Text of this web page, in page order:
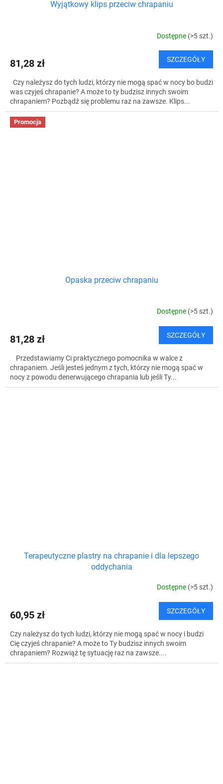
Wyjątkowy klips przeciw chrapaniu
Dostępne (>5 szt.)
81,28 zł SZCZEGÓŁY
Czy należysz do tych ludzi, którzy nie mogą spać w nocy bo budzi
was czyjeś chrapanie? A może to ty budzisz innych swoim
chrapaniem? Pozbądź się problemu raz na zawsze. Klips...
Promocja
Opaska przeciw chrapaniu
Dostępne (>5 szt.)
81,28 zł SZCZEGÓŁY
Przedstawiamy Ci praktycznego pomocnika w walce z
chrapaniem. Jeśli jesteś jednym z tych, którzy nie mogą spać w
nocy z powodu denerwującego chrapania lub jeśli Ty...
Terapeutyczne plastry na chrapanie i dla lepszego
oddychania
Dostępne (>5 szt.)
60,95 zł SZCZEGÓŁY
Czy należysz do tych ludzi, którzy nie mogą spać w nocy i budzi
Cię czyjeś chrapanie? A może to Ty budzisz innych swoim
chrapaniem? Rozwiąż tę sytuację raz na zawsze....